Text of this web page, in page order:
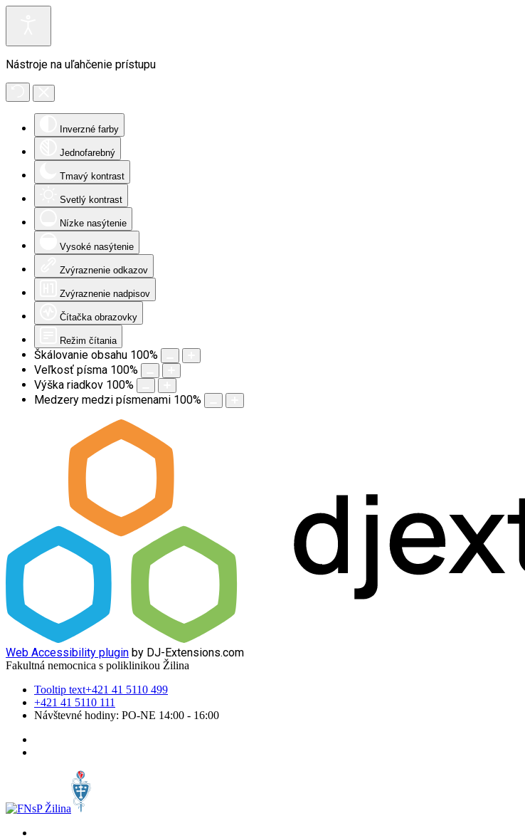
Nástroje na uľahčenie prístupu
Inverzné farby
Jednofarebný
Tmavý kontrast
Svetlý kontrast
Nízke nasýtenie
Vysoké nasýtenie
Zvýraznenie odkazov
Zvýraznenie nadpisov
Čítačka obrazovky
Režim čítania
Škálovanie obsahu 100%
Veľkosť písma 100%
Výška riadkov 100%
Medzery medzi písmenami 100%
Web Accessibility plugin by DJ-Extensions.com
Fakultná nemocnica s poliklinikou Žilina
Tooltip text+421 41 5110 499
+421 41 5110 111
Návštevné hodiny: PO-NE 14:00 - 16:00